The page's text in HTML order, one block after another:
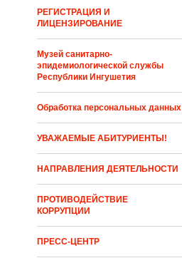
РЕГИСТРАЦИЯ И
ЛИЦЕНЗИРОВАНИЕ
Музей санитарно-
эпидемиологической службы
Республики Ингушетия
Обработка персональных данных
УВАЖАЕМЫЕ АБИТУРИЕНТЫ!
НАПРАВЛЕНИЯ ДЕЯТЕЛЬНОСТИ
ПРОТИВОДЕЙСТВИЕ
КОРРУПЦИИ
ПРЕСС-ЦЕНТР